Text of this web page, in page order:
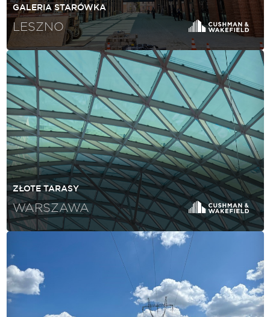
GALERIA STARÓWKA
LESZNO
ZŁOTE TARASY
WARSZAWA